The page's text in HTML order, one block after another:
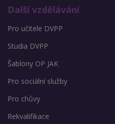
Další vzdělávání
Pro učitele DVPP
Studia DVPP
Šablony OP JAK
Pro sociální služby
Pro chůvy
Rekvalifikace